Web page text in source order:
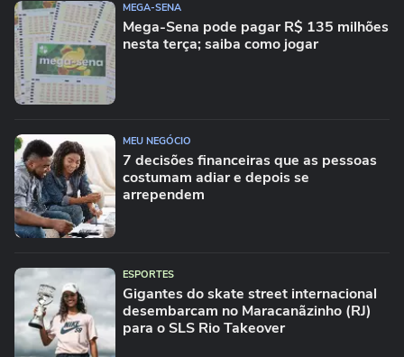
MEGA-SENA
Mega-Sena pode pagar R$ 135 milhões
nesta terça; saiba como jogar
MEU NEGÓCIO
7 decisões financeiras que as pessoas
costumam adiar e depois se
arrependem
ESPORTES
Gigantes do skate street internacional
desembarcam no Maracanãzinho (RJ)
para o SLS Rio Takeover